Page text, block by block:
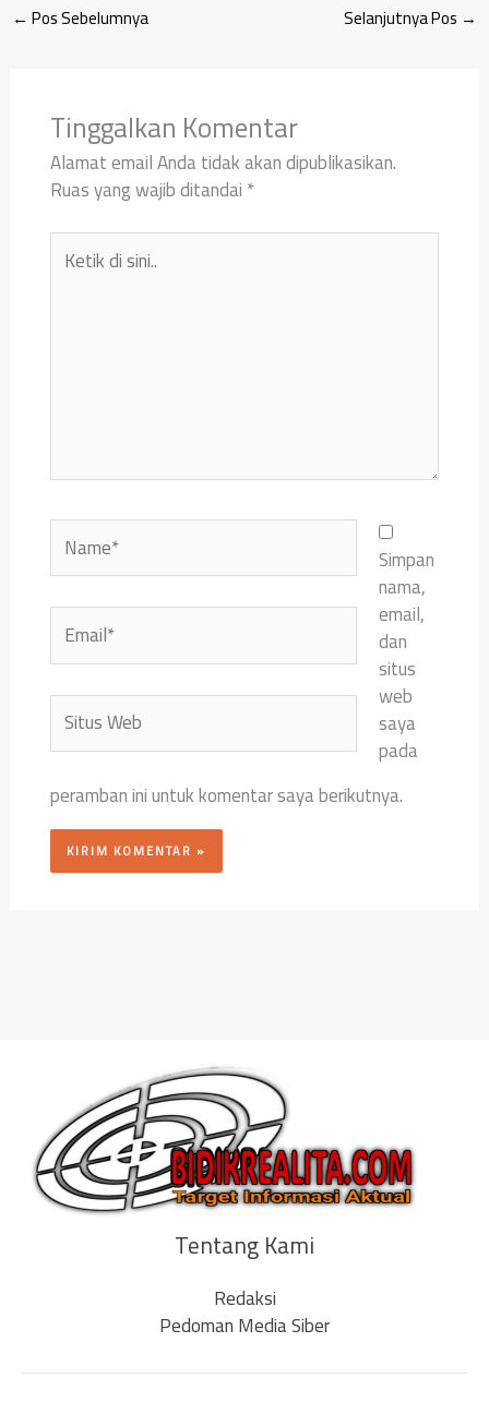
← Pos Sebelumnya Selanjutnya Pos →
Tinggalkan Komentar
Alamat email Anda tidak akan dipublikasikan.
Ruas yang wajib ditandai*
Ketik
Name*
Email*
Situs
Web
Simpan
nama,
email,
dan
situs
web
saya
pada
peramban ini untuk komentar saya berikutnya.
Tentang Kami
Redaksi
Pedoman Media Siber